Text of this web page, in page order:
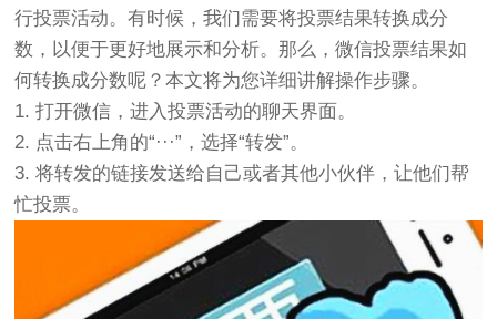
行投票活动。有时候，我们需要将投票结果转换成分
数，以便于更好地展示和分析。那么，微信投票结果如
何转换成分数呢？本文将为您详细讲解操作步骤。
1. 打开微信，进入投票活动的聊天界面。
2. 点击右上角的“···”，选择“转发”。
3. 将转发的链接发送给自己或者其他小伙伴，让他们帮
忙投票。